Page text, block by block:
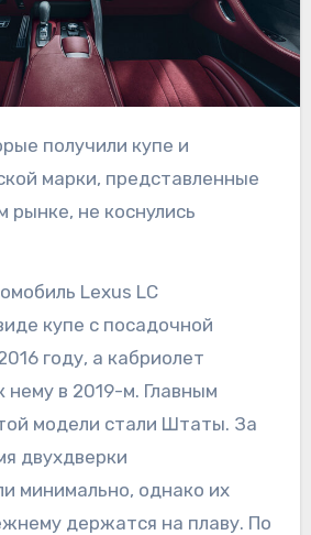
марки, представленные
рынке, не коснулись
Lexus LC
купе с посадочной
году, а кабриолет
нему в 2019-м. Главным
модели стали Штаты. За
двухдверки
минимально, однако их
держатся на плаву. По